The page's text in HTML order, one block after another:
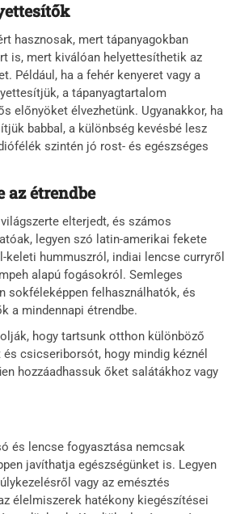
hasznosak, mert tápanyagokban
is, mert kiválóan helyettesíthetik az
Például, ha a fehér kenyeret vagy a
a tápanyagtartalom
előnyöket élvezhetünk. Ugyanakkor, ha
babbal, a különbség kevésbé lesz
szintén jó rost- és egészséges
az étrendbe
elterjedt, és számos
legyen szó latin-amerikai fekete
keleti hummuszról, indiai lencse curryről
alapú fogásokról. Semleges
sokféleképpen felhasználhatók, és
a mindennapi étrendbe.
hogy tartsunk otthon különböző
csicseriborsót, hogy mindig kéznél
hozzáadhassuk őket salátákhoz vagy
és lencse fogyasztása nemcsak
javíthatja egészségünket is. Legyen
vagy az emésztés
élelmiszerek hatékony kiegészítései